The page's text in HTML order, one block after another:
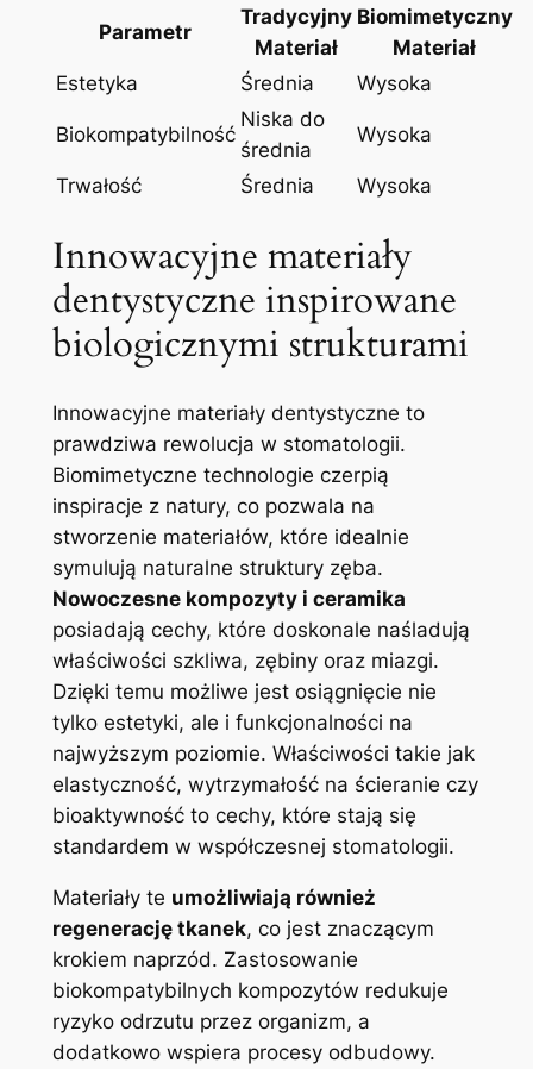
Parametr
Tradycyjny
Materiał
Biomimetyczny​
Materiał
Estetyka
Średnia Wysoka
Biokompatybilność
Niska do
średnia
Wysoka
Trwałość Średnia Wysoka
Innowacyjne materiały⁢
dentystyczne inspirowane
biologicznymi strukturami
Innowacyjne materiały‌ dentystyczne ‍to
prawdziwa rewolucja w ⁣stomatologii.
Biomimetyczne technologie czerpią
inspiracje ⁣z natury, co pozwala na
stworzenie materiałów,​ które idealnie‌
symulują naturalne struktury zęba.
Nowoczesne kompozyty i ceramika
posiadają cechy, które ⁤doskonale naśladują
właściwości szkliwa, zębiny oraz miazgi.
Dzięki temu możliwe jest osiągnięcie nie
tylko estetyki, ale i⁤ funkcjonalności na
najwyższym⁣ poziomie. Właściwości takie ⁣jak
elastyczność, wytrzymałość na ścieranie czy
‌bioaktywność to cechy, które stają się
standardem w współczesnej stomatologii.
Materiały te umożliwiają ‌również⁤
regenerację tkanek, co jest​ znaczącym
krokiem ‍naprzód. Zastosowanie
biokompatybilnych kompozytów redukuje
ryzyko odrzutu przez organizm, a
⁢dodatkowo wspiera‌ procesy odbudowy.